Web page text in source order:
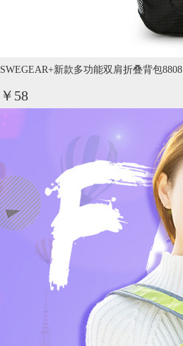
SWEGEAR+新款多功能双肩折叠背包8808
￥58